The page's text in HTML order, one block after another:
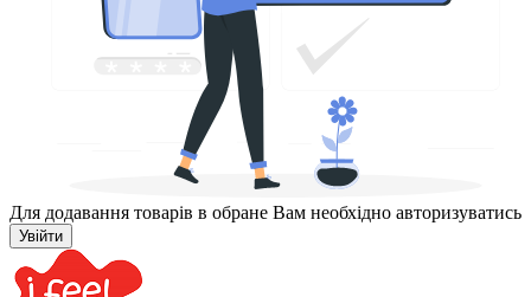
Для додавання товарів в обране Вам необхідно авторизуватись
Увійти